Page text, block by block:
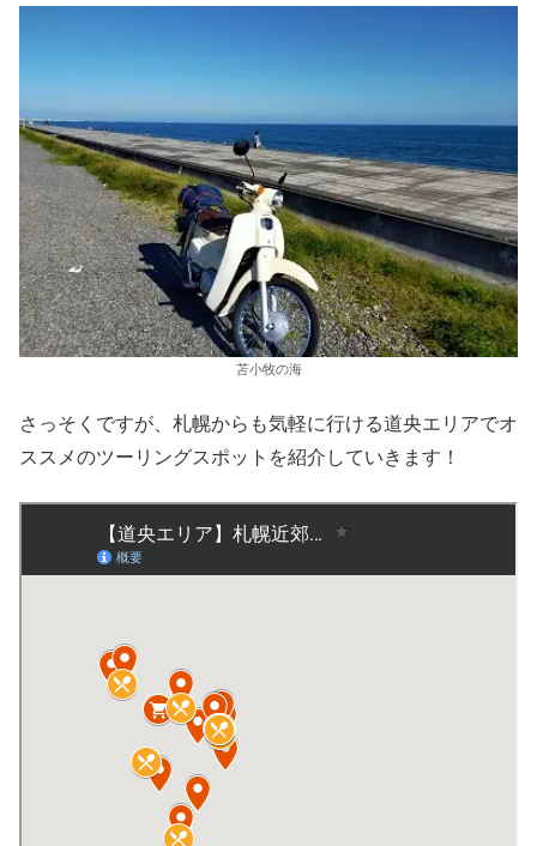
苫小牧の海
さっそくですが、札幌からも気軽に行ける道央エリアでオ
ススメのツーリングスポットを紹介していきます！